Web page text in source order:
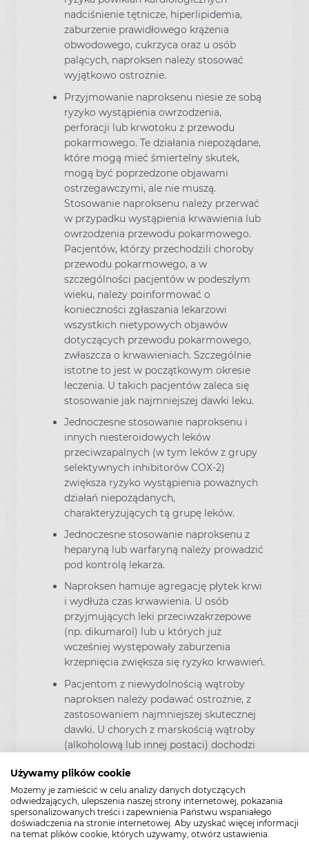
Używamy plików cookie
Możemy je zamieścić w celu analizy danych dotyczących
odwiedzających, ulepszenia naszej strony internetowej, pokazania
spersonalizowanych treści i zapewnienia Państwu wspaniałego
doświadczenia na stronie internetowej. Aby uzyskać więcej informacji
na temat plików cookie, których używamy, otwórz ustawienia.
nadciśnienie tętnicze, hiperlipidemia,
zaburzenie prawidłowego krążenia
obwodowego, cukrzyca oraz u osób
palących, naproksen należy stosować
wyjątkowo ostrożnie.
Przyjmowanie naproksenu niesie ze sobą
ryzyko wystąpienia owrzodzenia,
perforacji lub krwotoku z przewodu
pokarmowego. Te działania niepożądane,
które mogą mieć śmiertelny skutek,
mogą być poprzedzone objawami
ostrzegawczymi, ale nie muszą.
Stosowanie naproksenu należy przerwać
w przypadku wystąpienia krwawienia lub
owrzodzenia przewodu pokarmowego.
Pacjentów, którzy przechodzili choroby
przewodu pokarmowego, a w
szczególności pacjentów w podeszłym
wieku, należy poinformować o
konieczności zgłaszania lekarzowi
wszystkich nietypowych objawów
dotyczących przewodu pokarmowego,
zwłaszcza o krwawieniach. Szczególnie
istotne to jest w początkowym okresie
leczenia. U takich pacjentów zaleca się
stosowanie jak najmniejszej dawki leku.
Jednoczesne stosowanie naproksenu i
innych niesteroidowych leków
przeciwzapalnych (w tym leków z grupy
selektywnych inhibitorów COX-2)
zwiększa ryzyko wystąpienia poważnych
działań niepożądanych,
charakteryzujących tą grupę leków.
Jednoczesne stosowanie naproksenu z
heparyną lub warfaryną należy prowadzić
pod kontrolą lekarza.
Naproksen hamuje agregację płytek krwi
i wydłuża czas krwawienia. U osób
przyjmujących leki przeciwzakrzepowe
(np. dikumarol) lub u których już
wcześniej występowały zaburzenia
krzepnięcia zwiększa się ryzyko krwawień.
Pacjentom z niewydolnością wątroby
naproksen należy podawać ostrożnie, z
zastosowaniem najmniejszej skutecznej
dawki. U chorych z marskością wątroby
(alkoholową lub innej postaci) dochodzi
osoczu, z jednoczesnym zwiększeniem
ilości niezwiązanego naproksenu.
U chorych na astmę oskrzelową lub inne
choroby alergiczne naproksen zwiększa